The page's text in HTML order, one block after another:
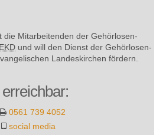
die Mitarbeitenden der Gehör­losen­
EKD und will den Dienst der Gehör­losen­
Landes­kirchen fördern.
0561 739 4052
social media